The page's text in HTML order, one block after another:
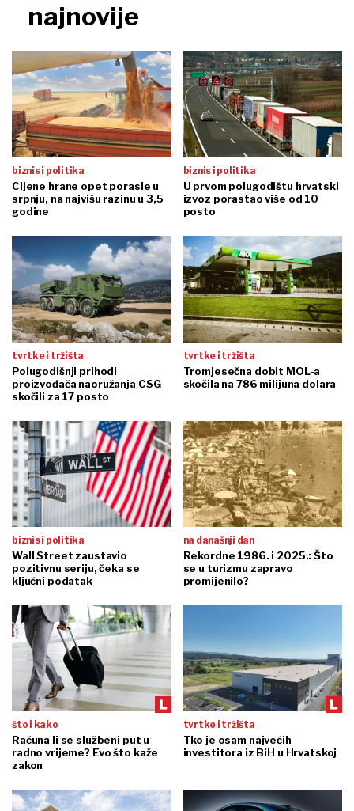
najnovije
biznis i politika
Cijene hrane opet porasle u
srpnju, na najvišu razinu u 3,5
godine
biznis i politika
U prvom polugodištu hrvatski
izvoz porastao više od 10
posto
tvrtke i tržišta
Polugodišnji prihodi
proizvođača naoružanja CSG
skočili za 17 posto
tvrtke i tržišta
Tromjesečna dobit MOL-a
skočila na 786 milijuna dolara
biznis i politika
Wall Street zaustavio
pozitivnu seriju, čeka se
ključni podatak
na današnji dan
Rekordne 1986. i 2025.: Što
se u turizmu zapravo
promijenilo?
što i kako
Računa li se službeni put u
radno vrijeme? Evo što kaže
zakon
tvrtke i tržišta
Tko je osam najvećih
investitora iz BiH u Hrvatskoj